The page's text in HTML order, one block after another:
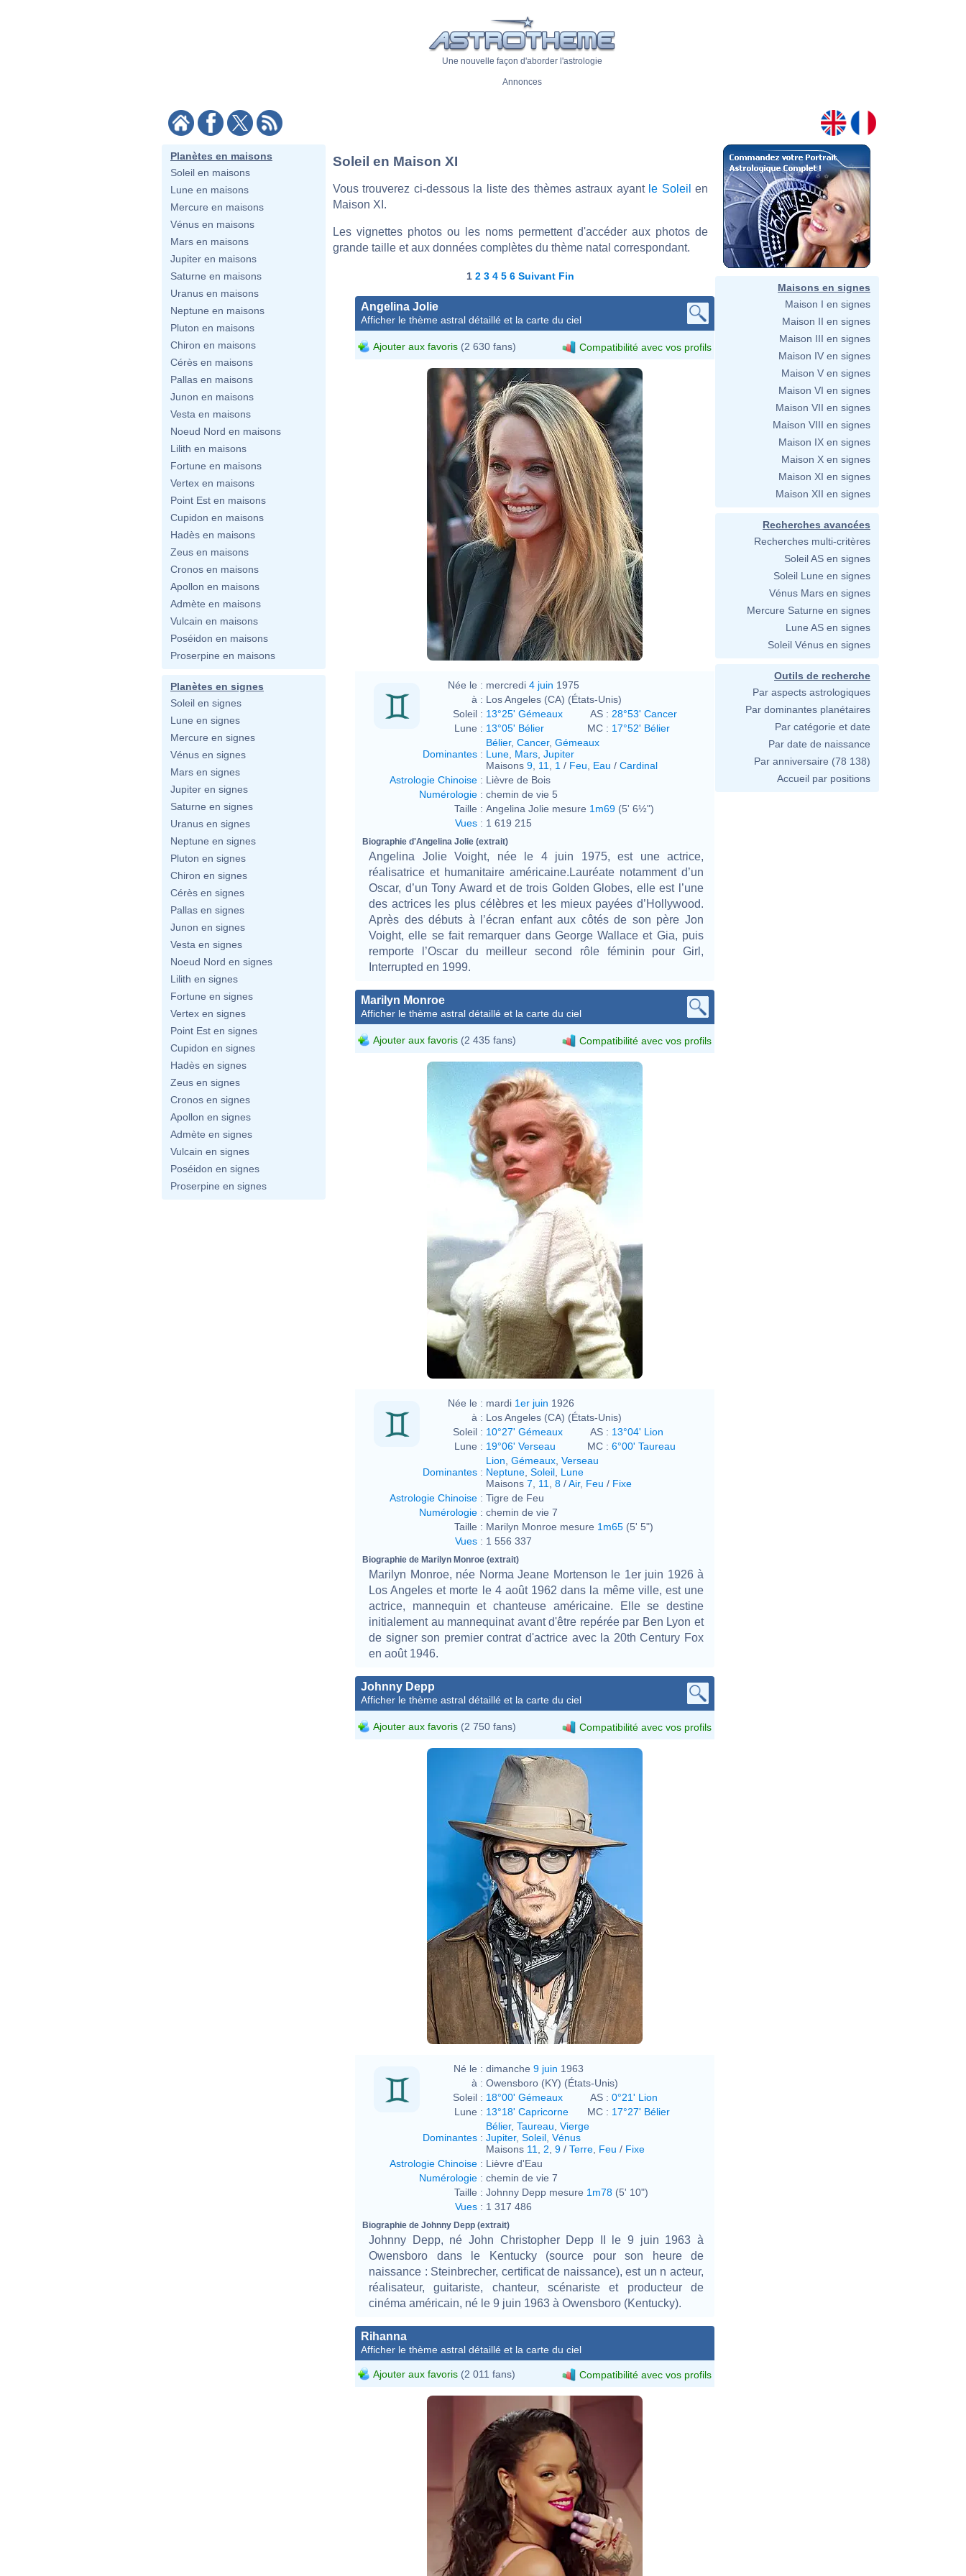
Une nouvelle façon d'aborder l'astrologie
Annonces
Planètes en maisons
Soleil en maisons
Lune en maisons
Mercure en maisons
Vénus en maisons
Mars en maisons
Jupiter en maisons
Saturne en maisons
Uranus en maisons
Neptune en maisons
Pluton en maisons
Chiron en maisons
Cérès en maisons
Pallas en maisons
Junon en maisons
Vesta en maisons
Noeud Nord en maisons
Lilith en maisons
Fortune en maisons
Vertex en maisons
Point Est en maisons
Cupidon en maisons
Hadès en maisons
Zeus en maisons
Cronos en maisons
Apollon en maisons
Admète en maisons
Vulcain en maisons
Poséidon en maisons
Proserpine en maisons
Planètes en signes
Soleil en signes
Lune en signes
Mercure en signes
Vénus en signes
Mars en signes
Jupiter en signes
Saturne en signes
Uranus en signes
Neptune en signes
Pluton en signes
Chiron en signes
Cérès en signes
Pallas en signes
Junon en signes
Vesta en signes
Noeud Nord en signes
Lilith en signes
Fortune en signes
Vertex en signes
Point Est en signes
Cupidon en signes
Hadès en signes
Zeus en signes
Cronos en signes
Apollon en signes
Admète en signes
Vulcain en signes
Poséidon en signes
Proserpine en signes
Soleil en Maison XI
Vous trouverez ci-dessous la liste des thèmes astraux ayant le Soleil en
Maison XI.
Les vignettes photos ou les noms permettent d'accéder aux photos de
grande taille et aux données complètes du thème natal correspondant.
1 2 3 4 5 6 Suivant Fin
Angelina Jolie
Afficher le thème astral détaillé et la carte du ciel
Ajouter aux favoris (2 630 fans) Compatibilité avec vos profils
Née le : mercredi 4 juin 1975
à : Los Angeles (CA) (États-Unis)
Soleil : 13°25' Gémeaux AS : 28°53' Cancer
Lune : 13°05' Bélier MC : 17°52' Bélier
Dominantes :
Bélier, Cancer, Gémeaux
Lune Mars Jupiter
Maisons 9 11 1 / Feu Eau / Cardinal
Astrologie Chinoise : Lièvre de Bois
Numérologie : chemin de vie 5
Taille : Angelina Jolie mesure 1m69 (5' 6½")
Vues : 1 619 215
Biographie d'Angelina Jolie (extrait)
Angelina Jolie Voight, née le 4 juin 1975, est une actrice,
réalisatrice et humanitaire américaine.Lauréate notamment d’un
Oscar, d’un Tony Award et de trois Golden Globes, elle est l’une
des actrices les plus célèbres et les mieux payées d’Hollywood.
Après des débuts à l’écran enfant aux côtés de son père Jon
Voight, elle se fait remarquer dans George Wallace et Gia, puis
remporte l’Oscar du meilleur second rôle féminin pour Girl,
Interrupted en 1999.
Marilyn Monroe
Afficher le thème astral détaillé et la carte du ciel
Ajouter aux favoris (2 435 fans) Compatibilité avec vos profils
Née le : mardi 1er juin 1926
à : Los Angeles (CA) (États-Unis)
Soleil : 10°27' Gémeaux AS : 13°04' Lion
Lune : 19°06' Verseau MC : 6°00' Taureau
Dominantes :
Lion Gémeaux Verseau
Neptune Soleil Lune
Maisons 7 11 8 /Air, Feu / Fixe
Astrologie Chinoise : Tigre de Feu
Numérologie : chemin de vie 7
Taille : Marilyn Monroe mesure 1m65 (5' 5")
Vues : 1 556 337
Biographie de Marilyn Monroe (extrait)
Marilyn Monroe, née Norma Jeane Mortenson le 1er juin 1926 à
Los Angeles et morte le 4 août 1962 dans la même ville, est une
actrice, mannequin et chanteuse américaine. Elle se destine
initialement au mannequinat avant d'être repérée par Ben Lyon et
de signer son premier contrat d'actrice avec la 20th Century Fox
en août 1946.
Johnny Depp
Afficher le thème astral détaillé et la carte du ciel
Ajouter aux favoris (2 750 fans) Compatibilité avec vos profils
Né le : dimanche 9 juin 1963
à : Owensboro (KY) (États-Unis)
Soleil : 18°00' Gémeaux AS : 0°21' Lion
Lune : 13°18' Capricorne MC : 17°27' Bélier
Dominantes :
Bélier, Taureau Vierge
Jupiter, Soleil Vénus
Maisons 11 2 9 / Terre Feu / Fixe
Astrologie Chinoise : Lièvre d'Eau
Numérologie : chemin de vie 7
Taille : Johnny Depp mesure 1m78 (5' 10")
Vues : 1 317 486
Biographie de Johnny Depp (extrait)
Johnny Depp, né John Christopher Depp II le 9 juin 1963 à
Owensboro dans le Kentucky (source pour son heure de
naissance : Steinbrecher, certificat de naissance), est un n acteur,
réalisateur, guitariste, chanteur, scénariste et producteur de
cinéma américain, né le 9 juin 1963 à Owensboro (Kentucky).
Rihanna
Afficher le thème astral détaillé et la carte du ciel
Ajouter aux favoris (2 011 fans) Compatibilité avec vos profils
Maisons en signes
Maison I en signes
Maison II en signes
Maison III en signes
Maison IV en signes
Maison V en signes
Maison VI en signes
Maison VII en signes
Maison VIII en signes
Maison IX en signes
Maison X en signes
Maison XI en signes
Maison XII en signes
Recherches avancées
Recherches multi-critères
Soleil AS en signes
Soleil Lune en signes
Vénus Mars en signes
Mercure Saturne en signes
Lune AS en signes
Soleil Vénus en signes
Outils de recherche
Par aspects astrologiques
Par dominantes planétaires
Par catégorie et date
Par date de naissance
Par anniversaire (78 138)
Accueil par positions